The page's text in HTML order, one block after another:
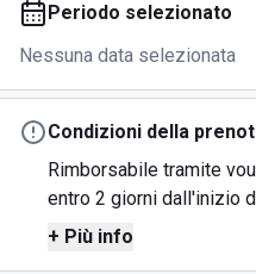
Periodo selezionato
Nessuna data selezionata
Condizioni della
Rimborsabile tramite
entro 2 giorni dall'inizio
+ Più info